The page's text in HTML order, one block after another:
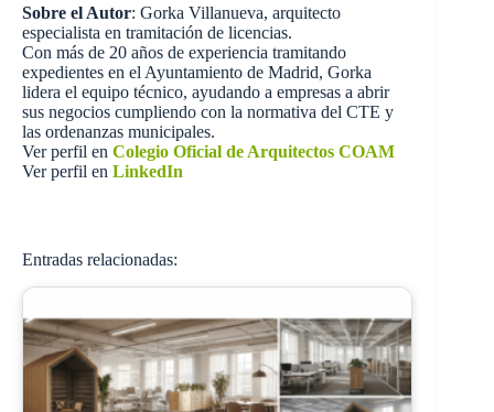
Sobre el Autor: Gorka Villanueva, arquitecto
especialista en tramitación de licencias.
Con más de 20 años de experiencia tramitando
expedientes en el Ayuntamiento de Madrid, Gorka
lidera el equipo técnico, ayudando a empresas a abrir
sus negocios cumpliendo con la normativa del CTE y
las ordenanzas municipales.
Ver perfil en Colegio Oficial de Arquitectos COAM
Ver perfil en LinkedIn
Entradas relacionadas: